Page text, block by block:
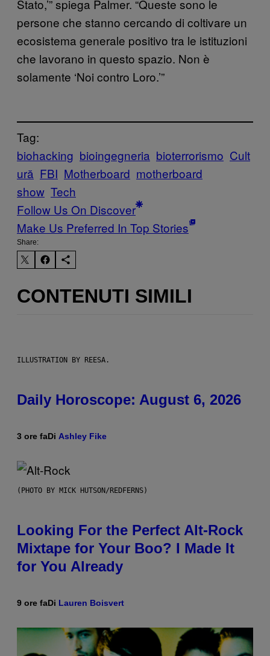
Stato,’” spiega Palmer. “Queste sono le
persone che stanno cercando di coltivare un
ecosistema generale positivo tra le istituzioni
che lavorano in questo spazio. Non è
solamente ‘Noi contro Loro.’”
Tag:
biohacking bioingegneria bioterrorismo Cult
ură FBI Motherboard motherboard
show Tech
Follow Us On Discover
Make Us Preferred In Top Stories
Share:
CONTENUTI SIMILI
ILLUSTRATION BY REESA.
Daily Horoscope: August 6, 2026
3 ore faDi Ashley Fike
(PHOTO BY MICK HUTSON/REDFERNS)
Looking For the Perfect Alt-Rock
Mixtape for Your Boo? I Made It
for You Already
9 ore faDi Lauren Boisvert